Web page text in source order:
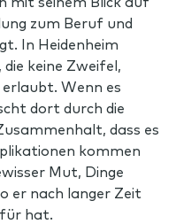
zum Beruf und
In Heidenheim
keine Zweifel,
Wenn es
dort durch die
dass es
kommen
Mut, Dinge
er nach langer Zeit
hat.